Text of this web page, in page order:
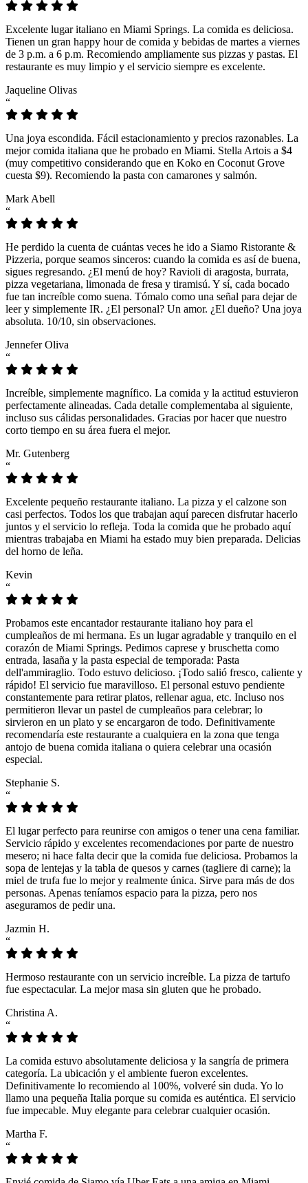
Excelente lugar italiano en Miami Springs. La comida es deliciosa.
Tienen un gran happy hour de comida y bebidas de martes a viernes
de 3 p.m. a 6 p.m. Recomiendo ampliamente sus pizzas y pastas. El
restaurante es muy limpio y el servicio siempre es excelente.
Jaqueline Olivas
“
Una joya escondida. Fácil estacionamiento y precios razonables. La
mejor comida italiana que he probado en Miami. Stella Artois a $4
(muy competitivo considerando que en Koko en Coconut Grove
cuesta $9). Recomiendo la pasta con camarones y salmón.
Mark Abell
“
He perdido la cuenta de cuántas veces he ido a Siamo Ristorante &
Pizzeria, porque seamos sinceros: cuando la comida es así de buena,
sigues regresando. ¿El menú de hoy? Ravioli di aragosta, burrata,
pizza vegetariana, limonada de fresa y tiramisú. Y sí, cada bocado
fue tan increíble como suena. Tómalo como una señal para dejar de
leer y simplemente IR. ¿El personal? Un amor. ¿El dueño? Una joya
absoluta. 10/10, sin observaciones.
Jennefer Oliva
“
Increíble, simplemente magnífico. La comida y la actitud estuvieron
perfectamente alineadas. Cada detalle complementaba al siguiente,
incluso sus cálidas personalidades. Gracias por hacer que nuestro
corto tiempo en su área fuera el mejor.
Mr. Gutenberg
“
Excelente pequeño restaurante italiano. La pizza y el calzone son
casi perfectos. Todos los que trabajan aquí parecen disfrutar hacerlo
juntos y el servicio lo refleja. Toda la comida que he probado aquí
mientras trabajaba en Miami ha estado muy bien preparada. Delicias
del horno de leña.
Kevin
“
Probamos este encantador restaurante italiano hoy para el
cumpleaños de mi hermana. Es un lugar agradable y tranquilo en el
corazón de Miami Springs. Pedimos caprese y bruschetta como
entrada, lasaña y la pasta especial de temporada: Pasta
dell'ammiraglio. Todo estuvo delicioso. ¡Todo salió fresco, caliente y
rápido! El servicio fue maravilloso. El personal estuvo pendiente
constantemente para retirar platos, rellenar agua, etc. Incluso nos
permitieron llevar un pastel de cumpleaños para celebrar; lo
sirvieron en un plato y se encargaron de todo. Definitivamente
recomendaría este restaurante a cualquiera en la zona que tenga
antojo de buena comida italiana o quiera celebrar una ocasión
especial.
Stephanie S.
“
El lugar perfecto para reunirse con amigos o tener una cena familiar.
Servicio rápido y excelentes recomendaciones por parte de nuestro
mesero; ni hace falta decir que la comida fue deliciosa. Probamos la
sopa de lentejas y la tabla de quesos y carnes (tagliere di carne); la
miel de trufa fue lo mejor y realmente única. Sirve para más de dos
personas. Apenas teníamos espacio para la pizza, pero nos
aseguramos de pedir una.
Jazmin H.
“
Hermoso restaurante con un servicio increíble. La pizza de tartufo
fue espectacular. La mejor masa sin gluten que he probado.
Christina A.
“
La comida estuvo absolutamente deliciosa y la sangría de primera
categoría. La ubicación y el ambiente fueron excelentes.
Definitivamente lo recomiendo al 100%, volveré sin duda. Yo lo
llamo una pequeña Italia porque su comida es auténtica. El servicio
fue impecable. Muy elegante para celebrar cualquier ocasión.
Martha F.
“